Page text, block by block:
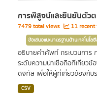
การพิสูจน์และยืนยันตัว
7479 total views 11 recent
ข้อเสนอแนะมาตรฐานด้านเทคโนโล
อธิบายคำศัพท์ กระบวนการ ก
ระดับความน่าเชื่อถือที่เกี่ยว
ดิจิทัล เพื่อให้ผู้ที่เกี่ยวข้องกับ
CSV